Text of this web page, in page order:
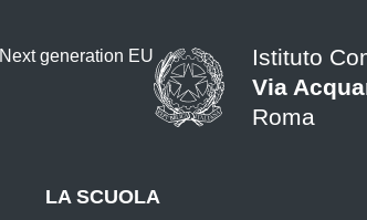
Istituto
Via
Roma
LA SCUOLA